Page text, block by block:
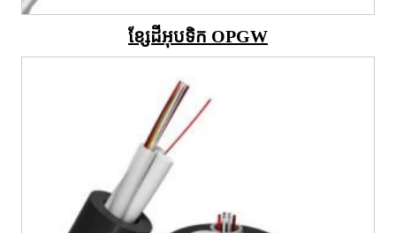
ខ្សែដីអុបទិក OPGW